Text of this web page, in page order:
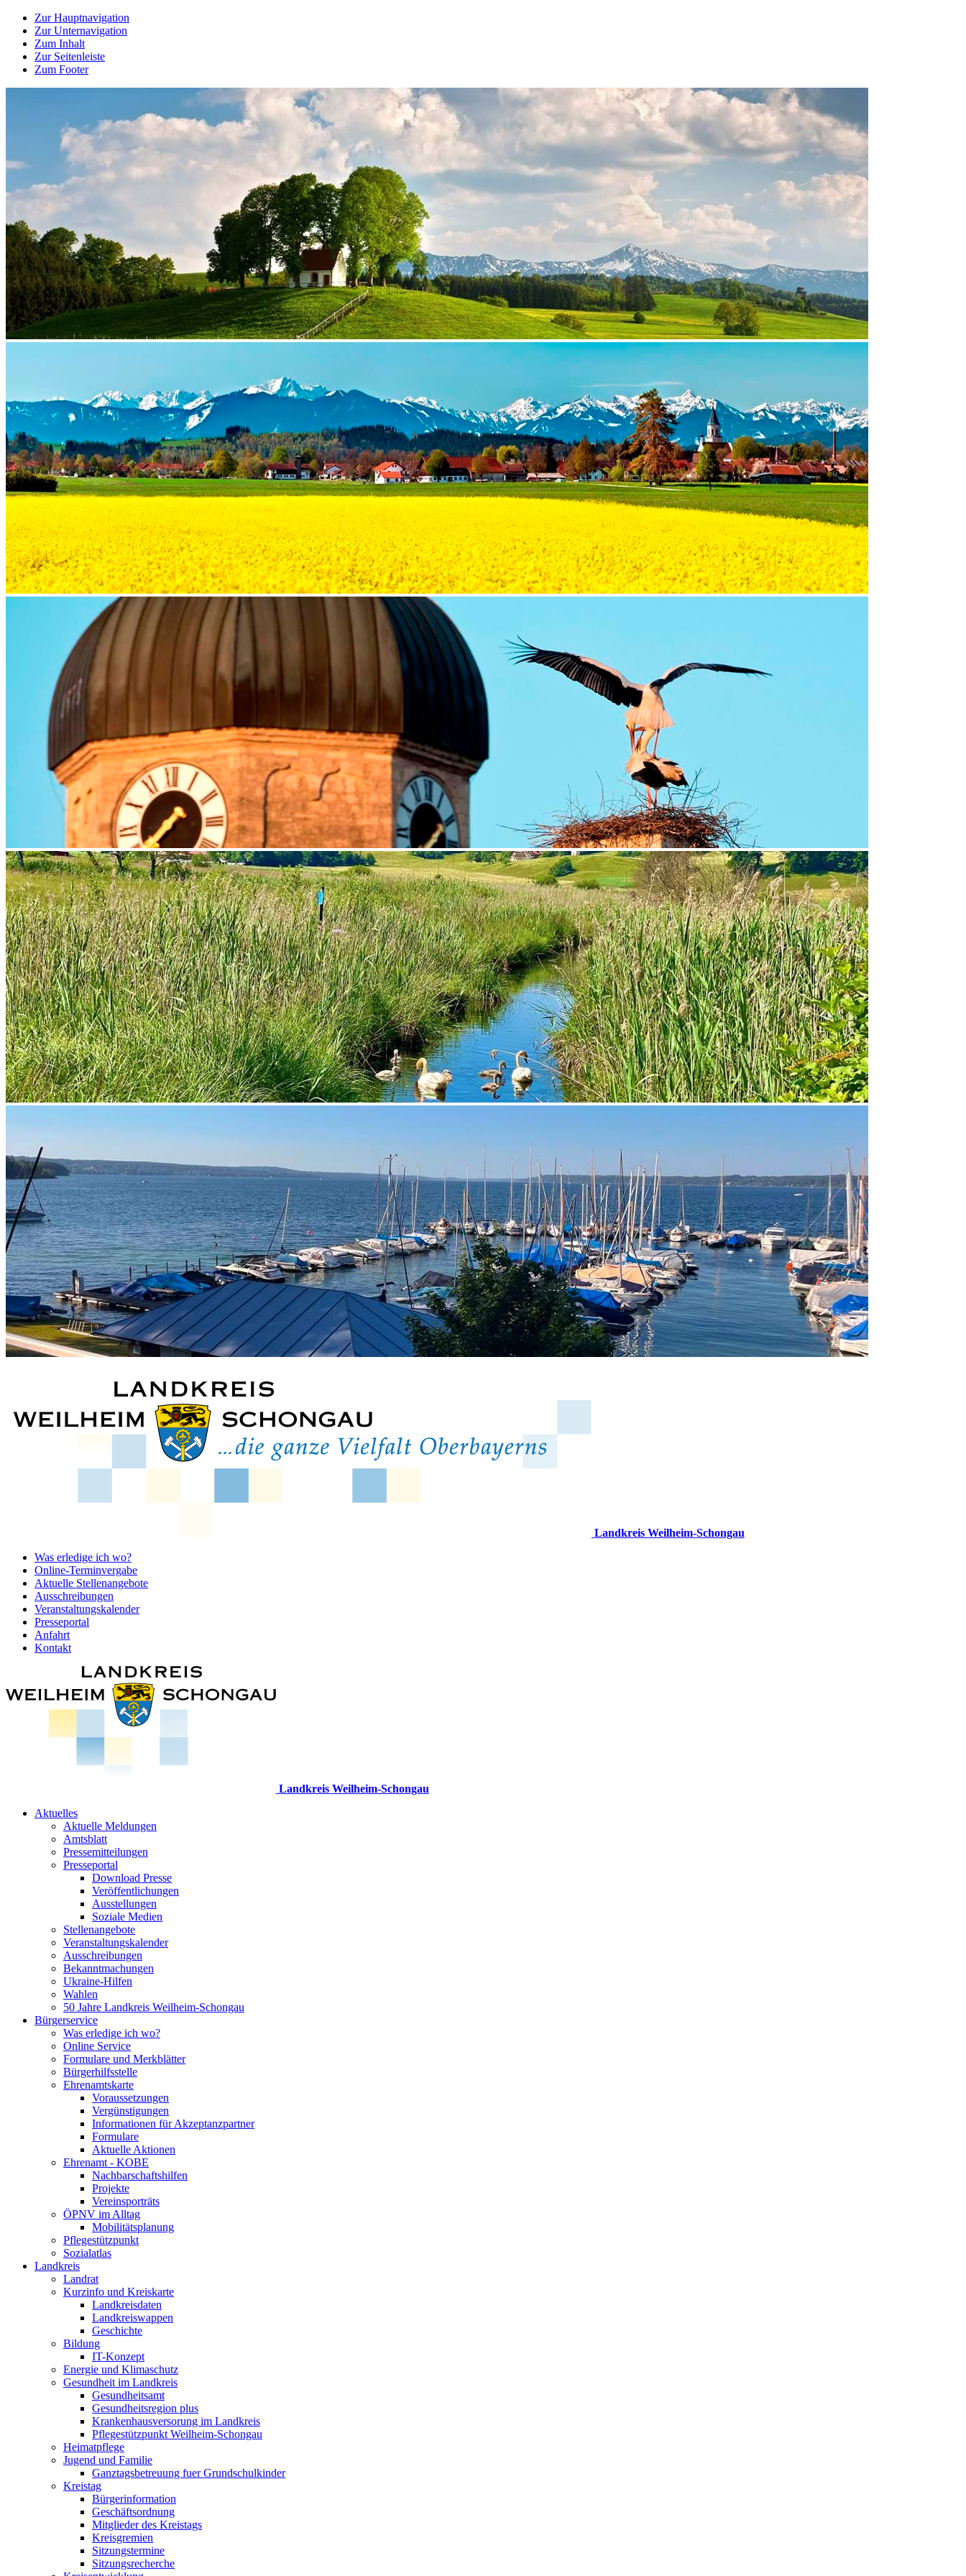
Zur Hauptnavigation
Zur Unternavigation
Zum Inhalt
Zur Seitenleiste
Zum Footer
Landkreis Weilheim-Schongau
Was erledige ich wo?
Online-Terminvergabe
Aktuelle Stellenangebote
Ausschreibungen
Veranstaltungskalender
Presseportal
Anfahrt
Kontakt
Landkreis Weilheim-Schongau
Aktuelles
Aktuelle Meldungen
Amtsblatt
Pressemitteilungen
Presseportal
Download Presse
Veröffentlichungen
Ausstellungen
Soziale Medien
Stellenangebote
Veranstaltungskalender
Ausschreibungen
Bekanntmachungen
Ukraine-Hilfen
Wahlen
50 Jahre Landkreis Weilheim-Schongau
Bürgerservice
Was erledige ich wo?
Online Service
Formulare und Merkblätter
Bürgerhilfsstelle
Ehrenamtskarte
Voraussetzungen
Vergünstigungen
Informationen für Akzeptanzpartner
Formulare
Aktuelle Aktionen
Ehrenamt - KOBE
Nachbarschaftshilfen
Projekte
Vereinsporträts
ÖPNV im Alltag
Mobilitätsplanung
Pflegestützpunkt
Sozialatlas
Landkreis
Landrat
Kurzinfo und Kreiskarte
Landkreisdaten
Landkreiswappen
Geschichte
Bildung
IT-Konzept
Energie und Klimaschutz
Gesundheit im Landkreis
Gesundheitsamt
Gesundheitsregion plus
Krankenhausversorung im Landkreis
Pflegestützpunkt Weilheim-Schongau
Heimatpflege
Jugend und Familie
Ganztagsbetreuung fuer Grundschulkinder
Kreistag
Bürgerinformation
Geschäftsordnung
Mitglieder des Kreistags
Kreisgremien
Sitzungstermine
Sitzungsrecherche